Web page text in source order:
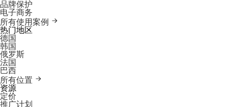
品牌保护
电子商务
所有使用案例
热门地区
德国
韩国
俄罗斯
法国
巴西
所有位置
资源
定价
推广计划